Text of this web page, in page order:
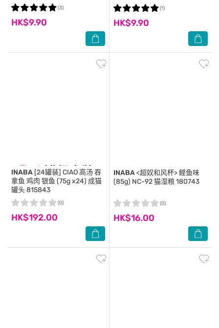
HK$9.90
(3)
HK$9.90
(1)
INABA [24罐装] CIAO 高汤 吞
拿鱼 鸡肉 银鱼 (75g x24) 成猫
罐头 815843
HK$192.00
(0)
INABA<超奴和风杯> 鲣鱼味
(85g) NC-92 猫湿粮 180743
HK$16.00
(0)